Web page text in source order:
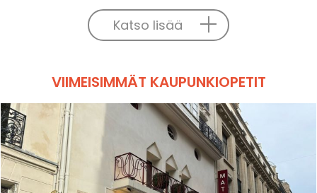
Katso lisää
VIIMEISIMMÄT KAUPUNKIOPETIT